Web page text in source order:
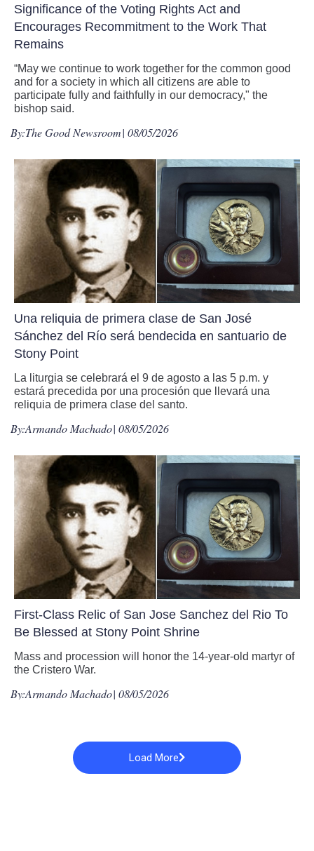
Significance of the Voting Rights Act and
Encourages Recommitment to the Work That
Remains
“May we continue to work together for the common good
and for a society in which all citizens are able to
participate fully and faithfully in our democracy," the
bishop said.
By:The Good Newsroom| 08/05/2026
Una reliquia de primera clase de San José
Sánchez del Río será bendecida en santuario de
Stony Point
La liturgia se celebrará el 9 de agosto a las 5 p.m. y
estará precedida por una procesión que llevará una
reliquia de primera clase del santo.
By:Armando Machado| 08/05/2026
First-Class Relic of San Jose Sanchez del Rio To
Be Blessed at Stony Point Shrine
Mass and procession will honor the 14-year-old martyr of
the Cristero War.
By:Armando Machado| 08/05/2026
Load More